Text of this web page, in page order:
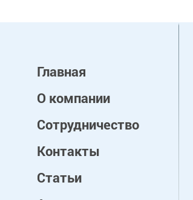
Главная
О компании
Сотрудничество
Контакты
Статьи